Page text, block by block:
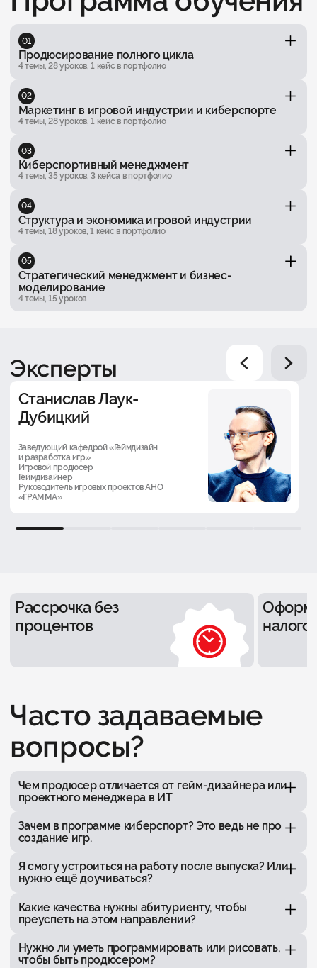
01
Продюсирование полного цикла
4 темы, 28 уроков, 1 кейс в портфолио
02
Маркетинг в игровой индустрии и киберспорте
4 темы, 28 уроков, 1 кейс в портфолио
03
Киберспортивный менеджмент
4 темы, 35 уроков, 3 кейса в портфолио
04
Структура и экономика игровой индустрии
4 темы, 18 уроков, 1 кейс в портфолио
05
Стратегический менеджмент и бизнес-
моделирование
4 темы, 15 уроков
Эксперты
Станислав Лаук-
Дубицкий
Заведующий кафедрой «Геймдизайн
и разработка игр»
Игровой продюсер
Геймдизайнер
Руководитель игровых проектов АНО
«ГРАММА»
Рассрочка без
процентов
Часто задаваемые
вопросы?
Чем продюсер отличается от гейм-дизайнера или
проектного менеджера в ИТ
Зачем в программе киберспорт? Это ведь не про
создание игр.
Я смогу устроиться на работу после выпуска? Или
нужно ещё доучиваться?
Какие качества нужны абитуриенту, чтобы
преуспеть на этом направлении?
Нужно ли уметь программировать или рисовать,
чтобы быть продюсером?